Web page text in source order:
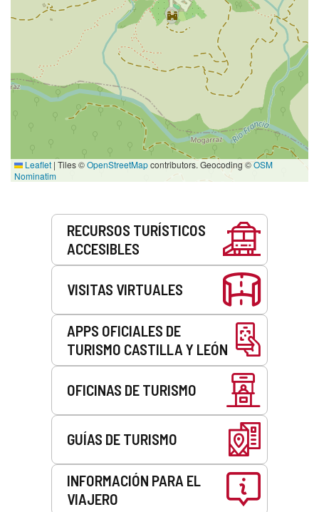
Leaflet | Tiles ©OpenStreetMapcontributors. Geocoding ©OSM
Nominatim
RECURSOS TURÍSTICOS
ACCESIBLES
VISITAS VIRTUALES
APPS OFICIALES DE
TURISMO CASTILLA Y LEÓN
OFICINAS DE TURISMO
GUÍAS DE TURISMO
INFORMACIÓN PARA EL
VIAJERO